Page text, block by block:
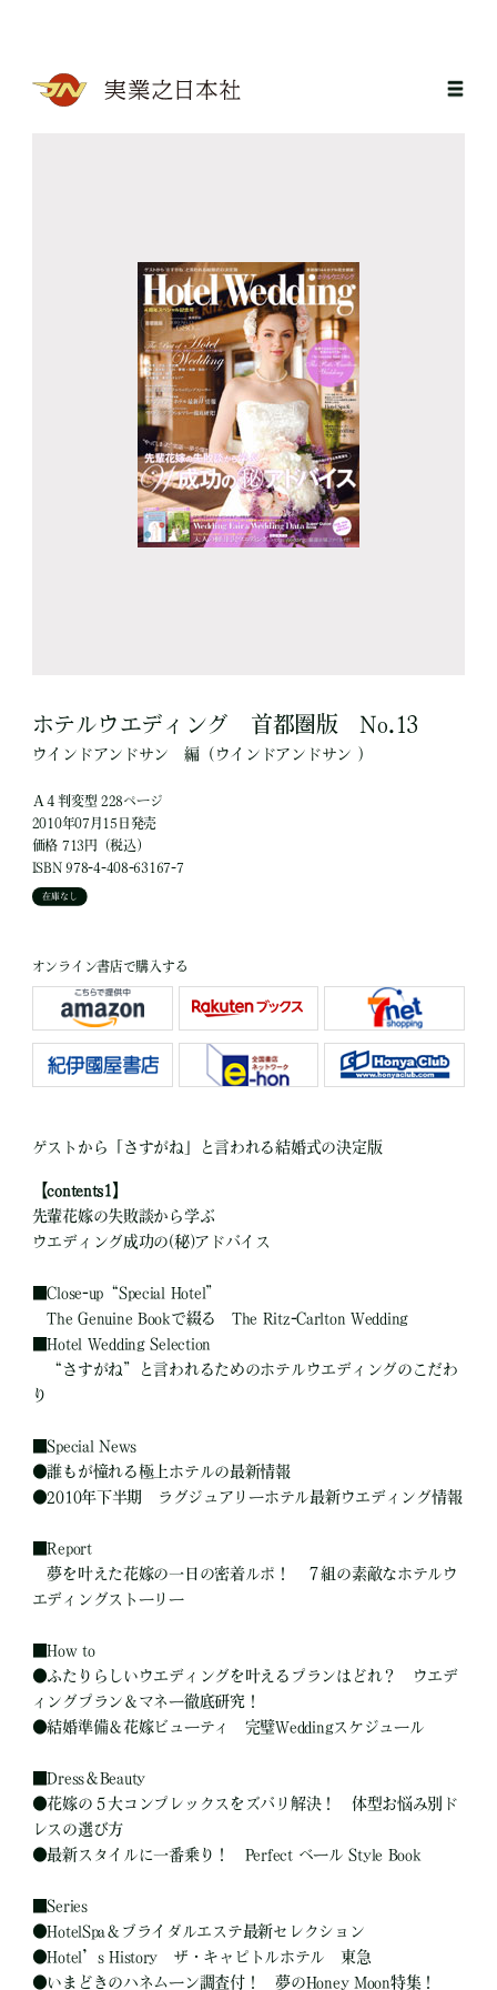
ホテルウエディング 首都圏版 No.13
ウインドアンドサン 編（ウインドアンドサン ）
Ａ４判変型 228ページ
2010年07月15日発売
価格 713円（税込）
ISBN 978-4-408-63167-7
在庫なし
オンライン書店で購入する
ゲストから「さすがね」と言われる結婚式の決定版
【contents1】
先輩花嫁の失敗談から学ぶ
ウエディング成功の(秘)アドバイス
■Close-up“Special Hotel”
The Genuine Bookで綴る The Ritz-Carlton Wedding
■Hotel Wedding Selection
“さすがね”と言われるためのホテルウエディングのこだわ
り
■Special News
●誰もが憧れる極上ホテルの最新情報
●2010年下半期 ラグジュアリーホテル最新ウエディング情報
■Report
夢を叶えた花嫁の一日の密着ルポ！ ７組の素敵なホテルウ
エディングストーリー
■How to
●ふたりらしいウエディングを叶えるプランはどれ？ ウエデ
ィングプラン＆マネー徹底研究！
●結婚準備＆花嫁ビューティ 完璧Weddingスケジュール
■Dress＆Beauty
●花嫁の５大コンプレックスをズバリ解決！ 体型お悩み別ド
レスの選び方
●最新スタイルに一番乗り！ Perfect ベール Style Book
■Series
●HotelSpa＆ブライダルエステ最新セレクション
●Hotel’s History ザ・キャピトルホテル 東急
●いまどきのハネムーン調査付！ 夢のHoney Moon特集！